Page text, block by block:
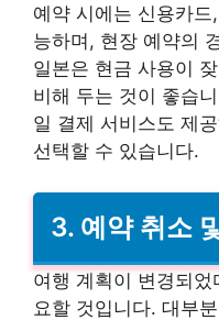
예약 시에는 신용카
능하며, 현장 예약의
일본은 현금 사용이
비해 두는 것이 좋습
일 결제 서비스도 제
선택할 수 있습니다.
3. 예약 취소
여행 계획이 변경되
요할 것입니다. 대부